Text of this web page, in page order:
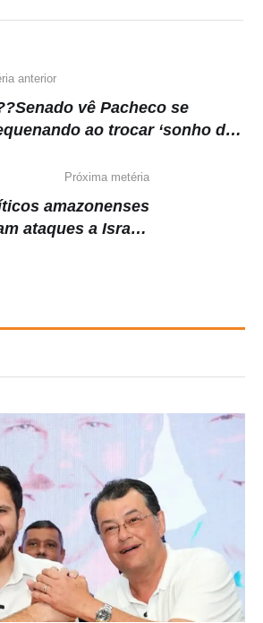
m n
anterior
vê Pacheco se
ao trocar ‘sonho do
Próxima metéria
amazonenses
ataques a Israel: